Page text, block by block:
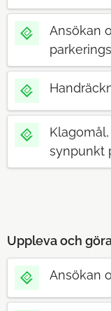
Ansökan
synpunkt
Uppleva och
Ansökan